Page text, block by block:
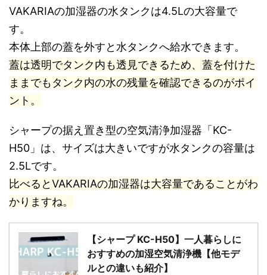
VAKARIAの加湿器の水タンクは4.5Lの大容量で
す。
本体上部の蓋を外すと水タンクへ給水できます。
蓋は透明でタンク内も透見できるため、蓋を付けた
ままでもタンク内の水の残量を確認できるのがポイ
ント。
シャープの据え置き型の空気清浄加湿器「KC-
H50」は、サイズは大きいですが水タンクの容量は
2.5Lです。
比べるとVAKARIAの加湿器は大容量であることがわ
かりますね。
【シャープ KC-H50】一人暮らしに
おすすめの加湿空気清浄機【他モデ
ルとの違いも紹介】